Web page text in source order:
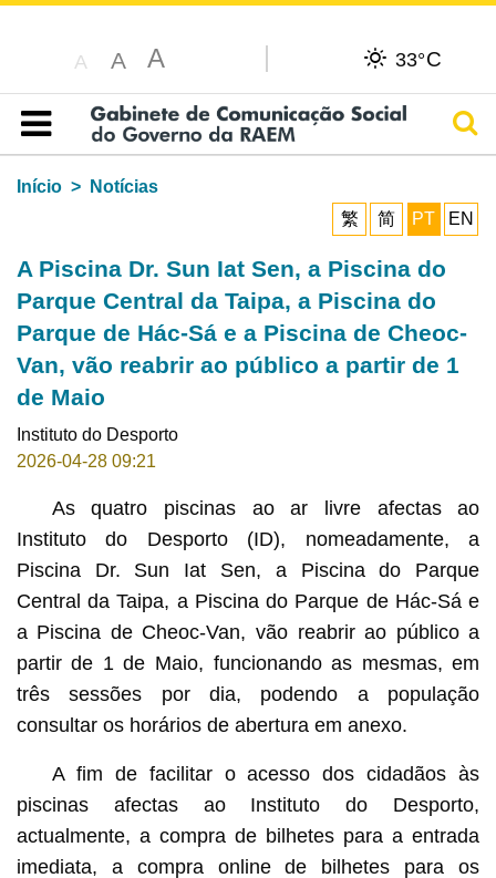
A A A 33°C
Índice
Início
Notícias
繁
简 PT EN
A Piscina Dr. Sun Iat Sen, a Piscina do
Parque Central da Taipa, a Piscina do
Parque de Hác-Sá e a Piscina de Cheoc-
Van, vão reabrir ao público a partir de 1
de Maio
Instituto do Desporto
2026-04-28 09:21
As quatro piscinas ao ar livre afectas ao
Instituto do Desporto (ID), nomeadamente, a
Piscina Dr. Sun Iat Sen, a Piscina do Parque
Central da Taipa, a Piscina do Parque de Hác-Sá e
a Piscina de Cheoc-Van, vão reabrir ao público a
partir de 1 de Maio, funcionando as mesmas, em
três sessões por dia, podendo a população
consultar os horários de abertura em anexo.
A fim de facilitar o acesso dos cidadãos às
piscinas afectas ao Instituto do Desporto,
actualmente, a compra de bilhetes para a entrada
imediata, a compra online de bilhetes para os